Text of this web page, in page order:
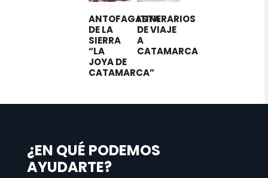
ANTOFAGASTA
DE LA
SIERRA
“LA
JOYA DE
CATAMARCA”
ITINERARIOS
DE VIAJE
A
CATAMARCA
¿EN QUÉ PODEMOS
AYUDARTE?